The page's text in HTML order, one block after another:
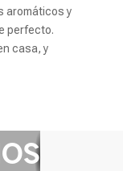
aromáticos y
perfecto.
casa, y